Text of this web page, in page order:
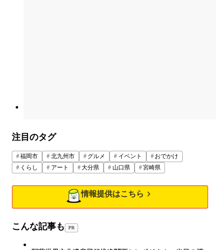
注目のタグ
福岡市 北九州市 グルメ イベント
おでかけ
くらし
アート 大分県 山口県 宮崎県
情報提供はこちら
こんな記事も PR